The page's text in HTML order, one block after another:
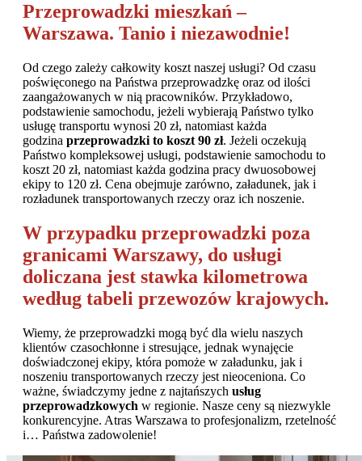
Przeprowadzki mieszkań –
Warszawa. Tanio i niezawodnie!
Od czego zależy całkowity koszt naszej usługi? Od czasu
poświęconego na Państwa przeprowadzkę oraz od ilości
zaangażowanych w nią pracowników. Przykładowo,
podstawienie samochodu, jeżeli wybierają Państwo tylko
usługę transportu wynosi 20 zł, natomiast każda
godzina przeprowadzki to koszt 90 zł. Jeżeli oczekują
Państwo kompleksowej usługi, podstawienie samochodu to
koszt 20 zł, natomiast każda godzina pracy dwuosobowej
ekipy to 120 zł. Cena obejmuje zarówno, załadunek, jak i
rozładunek transportowanych rzeczy oraz ich noszenie.
W przypadku przeprowadzki poza
granicami Warszawy, do usługi
doliczana jest stawka kilometrowa
według tabeli przewozów krajowych.
Wiemy, że przeprowadzki mogą być dla wielu naszych
klientów czasochłonne i stresujące, jednak wynajęcie
doświadczonej ekipy, która pomoże w załadunku, jak i
noszeniu transportowanych rzeczy jest nieoceniona. Co
ważne, świadczymy jedne z najtańszych usług
przeprowadzkowych w regionie. Nasze ceny są niezwykle
konkurencyjne. Atras Warszawa to profesjonalizm, rzetelność
i… Państwa zadowolenie!